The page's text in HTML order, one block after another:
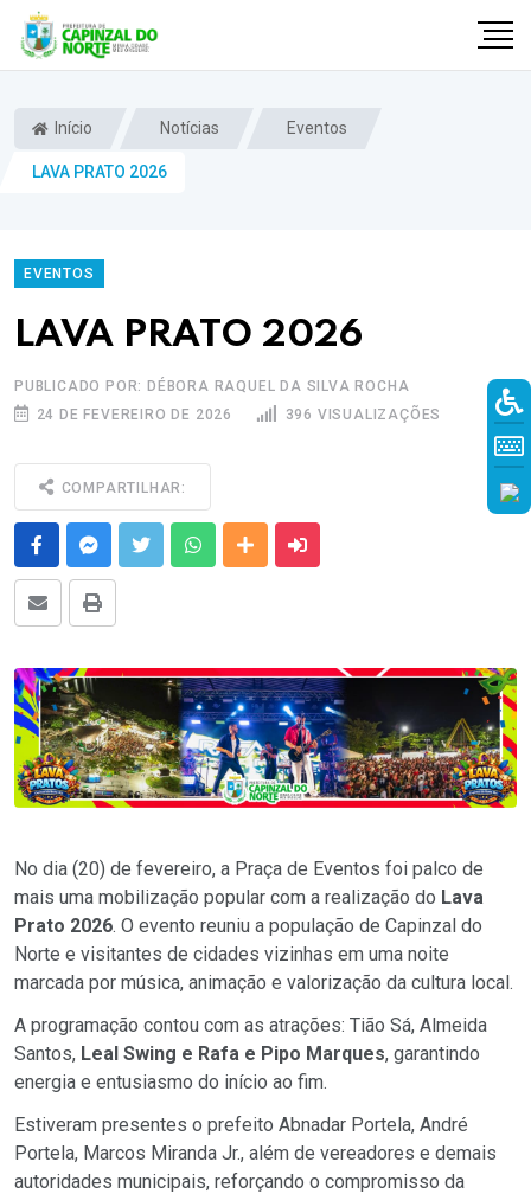
Início Notícias Eventos
LAVA PRATO 2026
EVENTOS
LAVA PRATO 2026
PUBLICADO POR: DÉBORA RAQUEL DA SILVA ROCHA
24 DE FEVEREIRO DE 2026
396 VISUALIZAÇÕES
COMPARTILHAR:
FacebookMessenger
Twitter WhatsappOutras Mídias
E-mail
No dia (20) de fevereiro, a Praça de Eventos foi palco de
mais uma mobilização popular com a realização do Lava
Prato 2026. O evento reuniu a população de Capinzal do
Norte e visitantes de cidades vizinhas em uma noite
marcada por música, animação e valorização da cultura local.
A programação contou com as atrações: Tião Sá, Almeida
Santos, Leal Swing e Rafa e Pipo Marques, garantindo
energia e entusiasmo do início ao fim.
Estiveram presentes o prefeito Abnadar Portela, André
Portela, Marcos Miranda Jr., além de vereadores e demais
autoridades municipais, reforçando o compromisso da